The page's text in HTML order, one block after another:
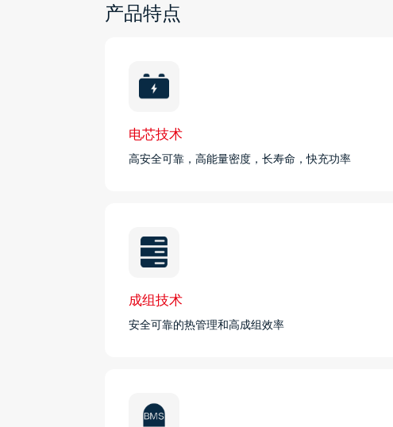
产品特点
电芯技术
高安全可靠，高能量密度，长寿命，快充功率
成组技术
安全可靠的热管理和高成组效率